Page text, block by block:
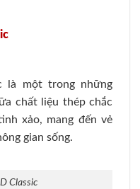
là một trong những
chất liệu thép chắc
xảo, mang đến vẻ
gian sống.
Classic